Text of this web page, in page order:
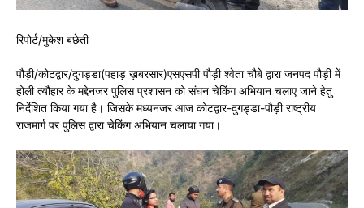
रिपोर्ट/मुकेश बछेती
पौड़ी/कोटद्वार/दुगड्डा(पहाड़ ख़बरसार)एसएसपी पौड़ी श्वेता चौबे द्वारा जनपद पौड़ी में
होली त्यौहार के मद्देनजर पुलिस प्रशासन को संघन चेकिंग अभियान चलाए जाने हेतु
निर्देशित किया गया है। जिसके मध्यनजर आज कोटद्वार-दुगड्डा-पौड़ी राष्ट्रीय
राजमार्ग पर पुलिस द्वारा चेकिंग अभियान चलाया गया।